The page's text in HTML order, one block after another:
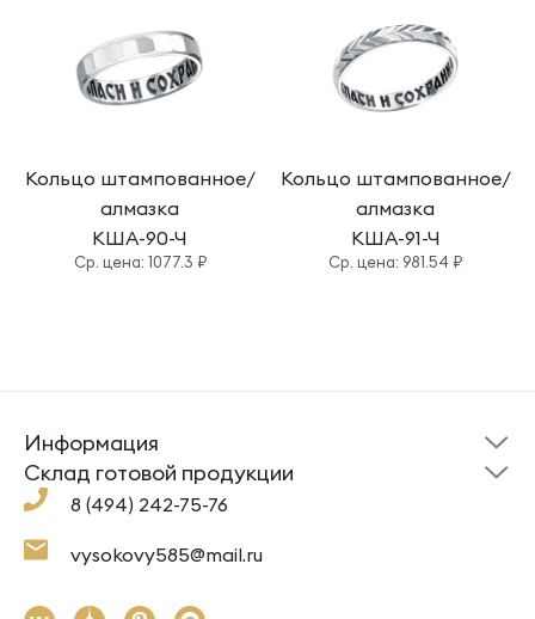
Кольцо штампованное/
алмазка
КША-90-Ч
Cр. цена: 1077.3 ₽
Кольцо штампованное/
алмазка
КША-91-Ч
Cр. цена: 981.54 ₽
8 (494) 242-75-76
vysokovy585@mail.ru
Информация
Склад готовой
продукции
Под заказ
О компании
Как заказать
Помощь
Cклад готовой продукции
Кресты
Кольца
Подвески
Ложки
Крестильные наборы